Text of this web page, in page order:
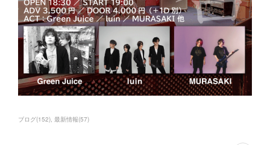
ブログ(152) 最新情報(57)